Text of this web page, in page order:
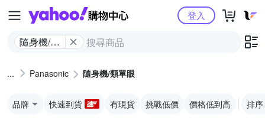
Yahoo購物中心
隨身機/類
登入
Panasonic 隨身機/類單眼
品牌 快速到貨 有現貨 挑戰低價 價格低到高 排序